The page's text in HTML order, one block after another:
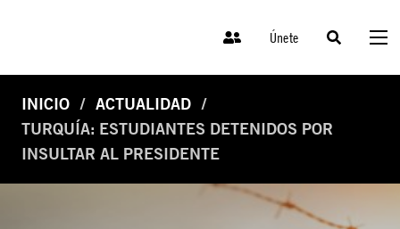
Únete
INICIO
ACTUALIDAD
TURQUÍA: ESTUDIANTES DETENIDOS POR
INSULTAR AL PRESIDENTE